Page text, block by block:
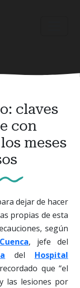
claves
con
meses
dejar de hacer
propias de esta
según
, jefe del
del Hospital
que “el
las lesiones por